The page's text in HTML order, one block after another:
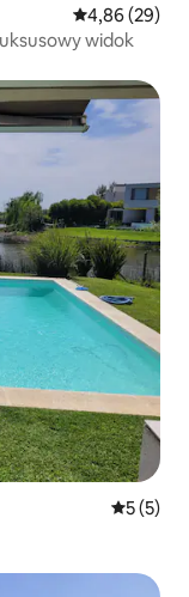
Średnia
4,86 (29)
widok
Średnia
5 (5)